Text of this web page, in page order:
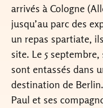
arrivés à Cologne
jusqu’au parc des
un repas spartiate,
site. Le 5
sont entassés dans
destination de
Paul et ses